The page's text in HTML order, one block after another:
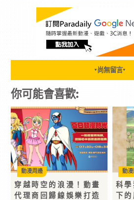
▼ 尚無留言▼
你可能會喜歡:
穿越時空的浪漫！動畫
代理商回歸線娛樂打造
動漫周邊
科
下
動漫